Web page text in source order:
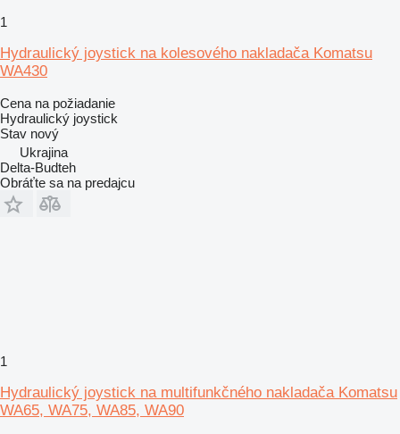
1
Hydraulický joystick na kolesového nakladača Komatsu
WA430
Cena na požiadanie
Hydraulický joystick
Stav nový
Ukrajina
Delta-Budteh
Obráťte sa na predajcu
1
Hydraulický joystick na multifunkčného nakladača Komatsu
WA65, WA75, WA85, WA90